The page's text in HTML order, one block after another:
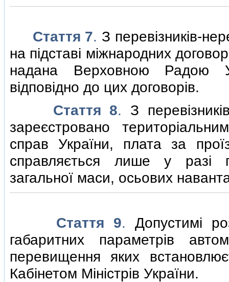
Стаття 7. З перевiзникiв-
на пiдставi мiжнародних
надана Верховною Радою
вiдповiдно до цих договорiв.
Стаття 8. З
зареєстровано
справ України, плата за
справляється лише у разi
загальної маси, осьових
Стаття 9.Допустимi
габаритних параметрiв
перевищення яких
Кабiнетом Мiнiстрiв України.